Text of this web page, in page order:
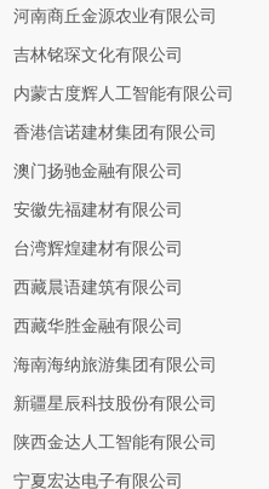
河南商丘金源农业有限公司
吉林铭琛文化有限公司
内蒙古度辉人工智能有限公司
香港信诺建材集团有限公司
澳门扬驰金融有限公司
安徽先福建材有限公司
台湾辉煌建材有限公司
西藏晨语建筑有限公司
西藏华胜金融有限公司
海南海纳旅游集团有限公司
新疆星辰科技股份有限公司
陕西金达人工智能有限公司
宁夏宏达电子有限公司